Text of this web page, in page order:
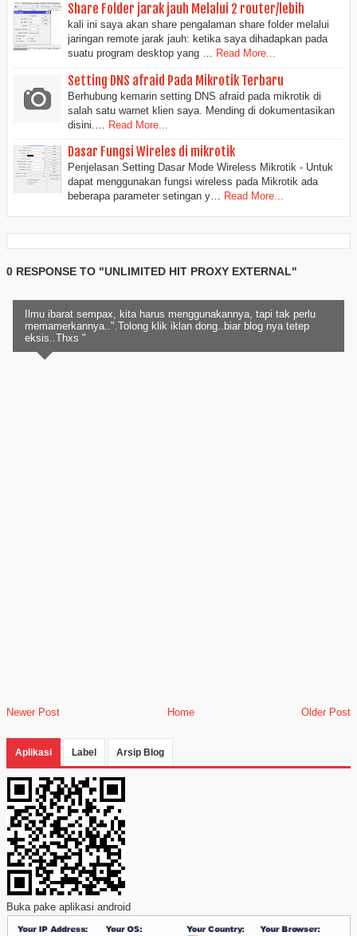
Share Folder jarak jauh Melalui 2 router/lebih
kali ini saya akan share pengalaman share folder melalui
jaringan remote jarak jauh: ketika saya dihadapkan pada
suatu program desktop yang … Read More...
Setting DNS afraid Pada Mikrotik Terbaru
Berhubung kemarin setting DNS afraid pada mikrotik di
salah satu warnet klien saya. Mending di dokumentasikan
disini.…
Read More...
Dasar Fungsi Wireles di mikrotik
Penjelasan Setting Dasar Mode Wireless Mikrotik - Untuk
dapat menggunakan fungsi wireless pada Mikrotik ada
beberapa parameter setingan y…
Read More...
0 RESPONSE TO "UNLIMITED HIT PROXY EXTERNAL"
Ilmu ibarat sempax, kita harus menggunakannya, tapi tak perlu
memamerkannya..".Tolong klik iklan dong..biar blog nya tetep
eksis..Thxs "
Newer Post Older Post
Home
Aplikasi Label Arsip Blog
Buka pake aplikasi android